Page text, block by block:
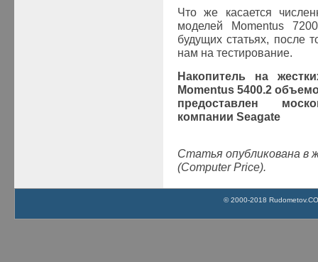
Что же касается
моделей Momentus
будущих статьях, после
нам на тестирование.
Накопитель на
Momentus 5400.2
предоставлен
компании Seagate
Статья опубликована в
(Computer Price).
© 2000-2018